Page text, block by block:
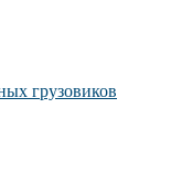
грузовиков